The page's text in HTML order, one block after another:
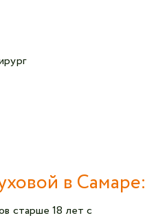
в Самаре:
старше 18 лет с
Я не